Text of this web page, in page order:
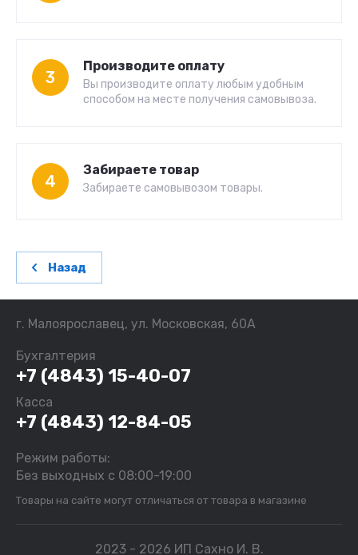
3
Производите оплату
Вы производите оплату любым удобным
способом на месте получения самовывоза.
4
Забираете товар
Забираете самовывозом товары.
Назад
г. Малоярославец, ул. Московская, 60А
Бухгалтерия
+7 (4843) 15-40-07
Касса
+7 (4843) 12-84-05
Режим работы:
Без выходных с 08:00-19:00
Товары на сайте могут отличаться от товара в магазине
2023 - 2026 ИП Сахно И. В.